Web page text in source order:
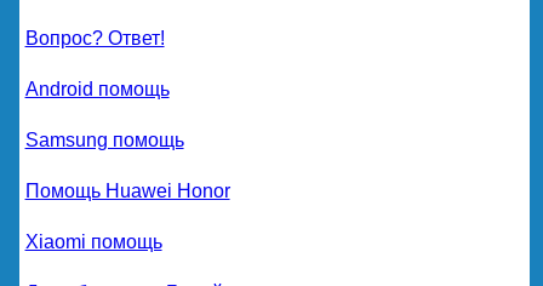
Вопрос? Ответ!
Android помощь
Samsung помощь
Помощь Huawei Honor
Xiaomi помощь